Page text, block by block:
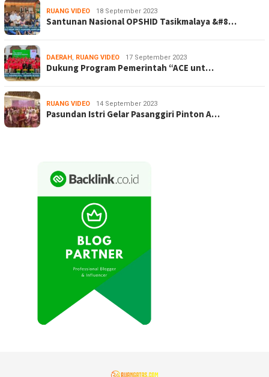
RUANG VIDEO 18 September 2023
Santunan Nasional OPSHID Tasikmalaya &#8…
DAERAH , RUANG VIDEO 17 September 2023
Dukung Program Pemerintah “ACE unt…
RUANG VIDEO 14 September 2023
Pasundan Istri Gelar Pasanggiri Pinton A…